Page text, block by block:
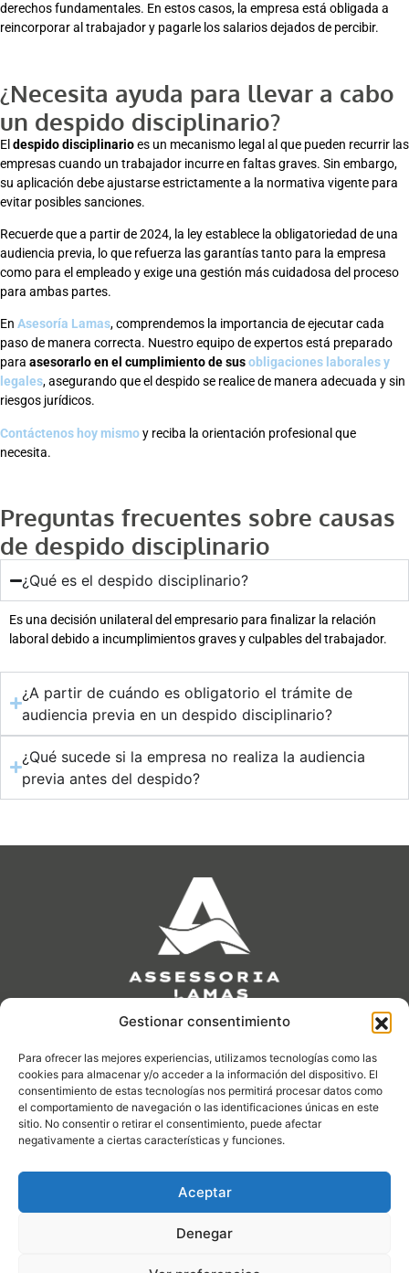
Gestionar consentimiento
Para ofrecer las mejores experiencias, utilizamos tecnologías como las
cookies para almacenar y/o acceder a la información del dispositivo. El
consentimiento de estas tecnologías nos permitirá procesar datos como
el comportamiento de navegación o las identificaciones únicas en este
sitio. No consentir o retirar el consentimiento, puede afectar
negativamente a ciertas características y funciones.
Aceptar
Denegar
derechos fundamentales. En estos casos, la empresa está obligada a
reincorporar al trabajador y pagarle los salarios dejados de percibir.
¿Necesita ayuda para llevar a cabo
un despido disciplinario?
Eldespido disciplinarioes un mecanismo legal al que pueden recurrir las
empresas cuando un trabajador incurre en faltas graves. Sin embargo,
su aplicación debe ajustarse estrictamente a la normativa vigente para
evitar posibles sanciones.
Recuerde que a partir de 2024, la ley establece la obligatoriedad de una
audiencia previa, lo que refuerza las garantías tanto para la empresa
como para el empleado y exige una gestión más cuidadosa del proceso
para ambas partes.
En Asesoría Lamas, comprendemos la importancia de ejecutar cada
paso de manera correcta. Nuestro equipo de expertos está preparado
para asesorarlo en el cumplimiento de susobligaciones laborales y
legales, asegurando que el despido se realice de manera adecuada y sin
riesgos jurídicos.
Contáctenos hoy mismoy reciba la orientación profesional que
necesita.
Preguntas frecuentes sobre causas
de despido disciplinario
¿Qué es el despido disciplinario?
Es una decisión unilateral del empresario para finalizar la relación
laboral debido a incumplimientos graves y culpables del trabajador.
¿A partir de cuándo es obligatorio el trámite de
audiencia previa en un despido disciplinario?
¿Qué sucede si la empresa no realiza la audiencia
previa antes del despido?
Nos encontramos en
Horario
Lunes a viernes de 8.00 a 13.30 y de 15.30 a 18.00
Escribenos a
info@assessorialamas.com
Nuestros servicios
Asesoría Laboral​